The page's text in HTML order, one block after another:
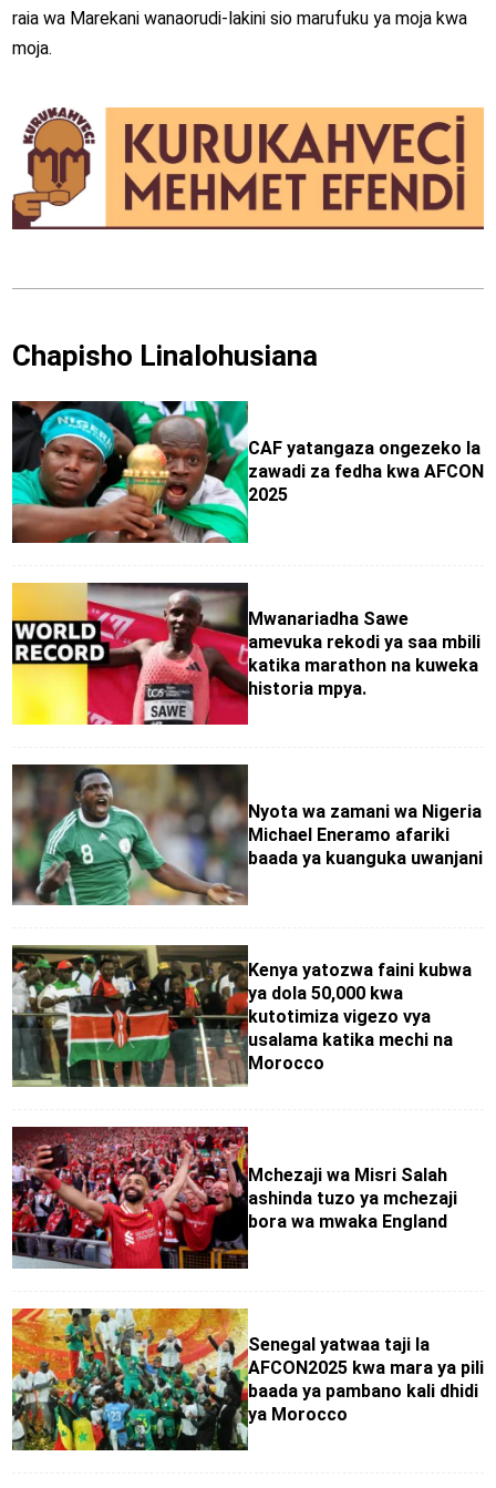
raia wa Marekani wanaorudi-lakini sio marufuku ya moja kwa
moja.
Chapisho Linalohusiana
CAF yatangaza ongezeko la
zawadi za fedha kwa AFCON
2025
Mwanariadha Sawe
amevuka rekodi ya saa mbili
katika marathon na kuweka
historia mpya.
Nyota wa zamani wa Nigeria
Michael Eneramo afariki
baada ya kuanguka uwanjani
Kenya yatozwa faini kubwa
ya dola 50,000 kwa
kutotimiza vigezo vya
usalama katika mechi na
Morocco
Mchezaji wa Misri Salah
ashinda tuzo ya mchezaji
bora wa mwaka England
Senegal yatwaa taji la
AFCON2025 kwa mara ya pili
baada ya pambano kali dhidi
ya Morocco